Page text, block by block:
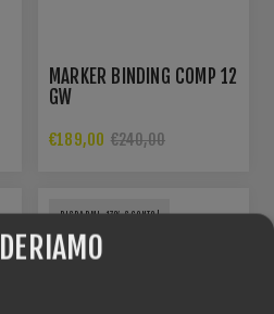
MARKER BINDING COMP 12
GW
€189,00 €240,00
RISPARMI -17% SCONTO!